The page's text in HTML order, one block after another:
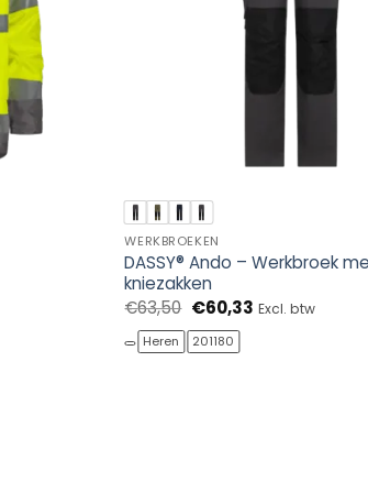
WERKBROEKEN
DASSY® Ando – Werkbroek
kniezakken
€63,50 Oorspronkelijke
was:
€63,50.
€60,33 Huidige
Excl. btw
Heren 201180